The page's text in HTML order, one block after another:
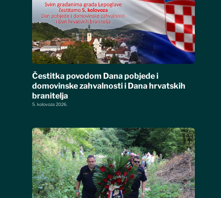
Čestitka povodom Dana pobjede i
domovinske zahvalnosti i Dana hrvatskih
branitelja
5. kolovoza 2026.